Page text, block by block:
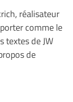
réalisateur
comme le
textes de JW
de